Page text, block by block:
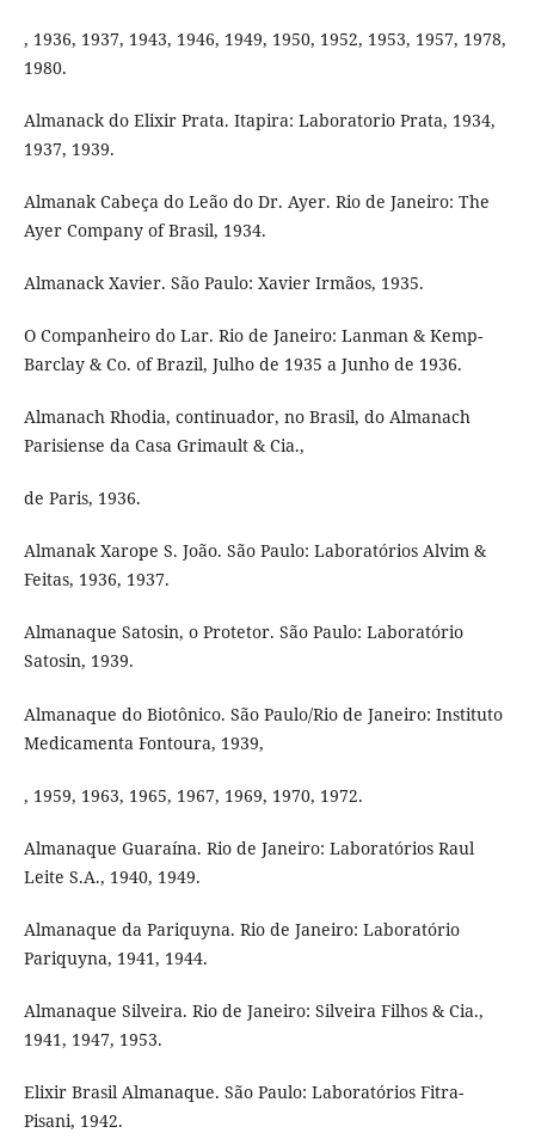
, 1936, 1937, 1943, 1946, 1949, 1950, 1952, 1953, 1957, 1978,
1980.
Almanack do Elixir Prata. Itapira: Laboratorio Prata, 1934,
1937, 1939.
Almanak Cabeça do Leão do Dr. Ayer. Rio de Janeiro: The
Ayer Company of Brasil, 1934.
Almanack Xavier. São Paulo: Xavier Irmãos, 1935.
O Companheiro do Lar. Rio de Janeiro: Lanman & Kemp-
Barclay & Co. of Brazil, Julho de 1935 a Junho de 1936.
Almanach Rhodia, continuador, no Brasil, do Almanach
Parisiense da Casa Grimault & Cia.,
de Paris, 1936.
Almanak Xarope S. João. São Paulo: Laboratórios Alvim &
Feitas, 1936, 1937.
Almanaque Satosin, o Protetor. São Paulo: Laboratório
Satosin, 1939.
Almanaque do Biotônico. São Paulo/Rio de Janeiro: Instituto
Medicamenta Fontoura, 1939,
, 1959, 1963, 1965, 1967, 1969, 1970, 1972.
Almanaque Guaraína. Rio de Janeiro: Laboratórios Raul
Leite S.A., 1940, 1949.
Almanaque da Pariquyna. Rio de Janeiro: Laboratório
Pariquyna, 1941, 1944.
Almanaque Silveira. Rio de Janeiro: Silveira Filhos & Cia.,
1941, 1947, 1953.
Elixir Brasil Almanaque. São Paulo: Laboratórios Fitra-
Pisani, 1942.